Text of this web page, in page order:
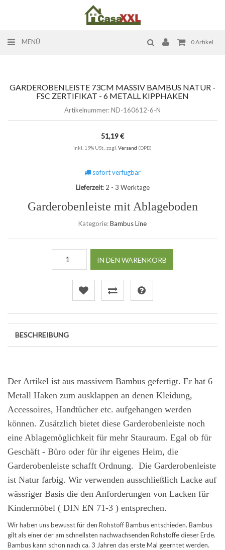
MENÜ 0Artikel
GARDEROBENLEISTE 73CM MASSIV BAMBUS NATUR -
FSC ZERTIFIKAT - 6 METALL KIPPHAKEN
Artikelnummer:ND-160612-6-N
51,19 €
inkl. 19% USt., zzgl. Versand (DPD)
sofort verfügbar
Lieferzeit: 2 - 3 Werktage
Garderobenleiste mit Ablageboden
Kategorie:Bambus Line
IN DEN WARENKORB
BESCHREIBUNG
Der Artikel ist aus massivem Bambus gefertigt. Er hat 6
Metall Haken zum ausklappen an denen Kleidung,
Accessoires, Handtücher etc. aufgehangen werden
können. Zusätzlich bietet diese Garderobenleiste noch
eine Ablagemöglichkeit für mehr Stauraum. Egal ob für
Geschäft - Büro oder für ihr eigenes Heim, die
Garderobenleiste schafft Ordnung. Die Garderobenleiste
ist Natur farbig. Wir verwenden ausschließlich Lacke auf
wässriger Basis die den Anforderungen von Lacken für
Kindermöbel ( DIN EN 71-3 ) entsprechen.
Wir haben uns bewusst für den Rohstoff Bambus entschieden. Bambus
gilt als einer der am schnellsten nachwachsenden Rohstoffe dieser Erde.
Bambus kann schon nach ca. 3 Jahren das erste Mal geerntet werden.